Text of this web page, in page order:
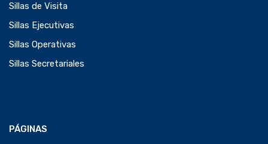
Sillas de Visita
Sillas Ejecutivas
Sillas Operativas
Sillas Secretariales
PÁGINAS